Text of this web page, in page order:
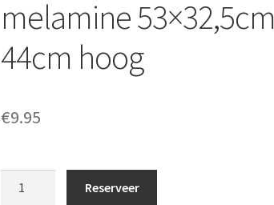
melamine 53×32,5cm
44cm hoog
€9.95
Reserveer